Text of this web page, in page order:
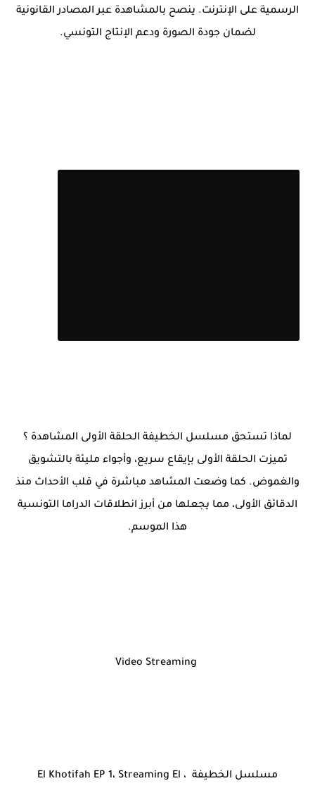
الرسمية على الإنترنت. ينصح بالمشاهدة عبر المصادر القانونية
لضمان جودة الصورة ودعم الإنتاج التونسي.
لماذا تستحق مسلسل الخطيفة الحلقة الأولى المشاهدة ؟
تميزت الحلقة الأولى بإيقاع سريع، وأجواء مليئة بالتشويق
والغموض. كما وضعت المشاهد مباشرة في قلب الأحداث منذ
الدقائق الأولى، مما يجعلها من أبرز انطلاقات الدراما التونسية
هذا الموسم.
مسلسل الخطيفة ، El Khotifah EP 1، Streaming El